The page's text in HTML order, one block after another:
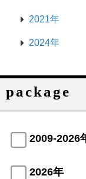
2021年
2024年
package
2009-2026
2026年